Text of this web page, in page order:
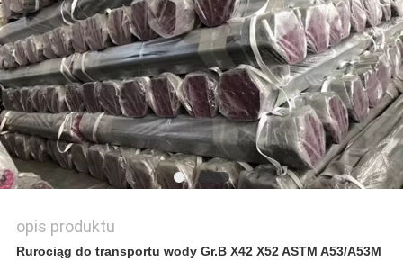
POLITYKA
PRYWATNOŚCI
opis produktu
Rurociąg do transportu wody Gr.B X42 X52 ASTM A53/A53M